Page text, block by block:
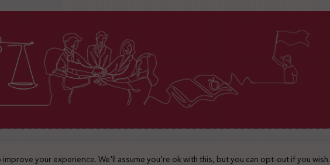
2025 © جميع الحقوق محفوظة
your experience. We'll assume you're ok with this, but you can opt-out if you wish.